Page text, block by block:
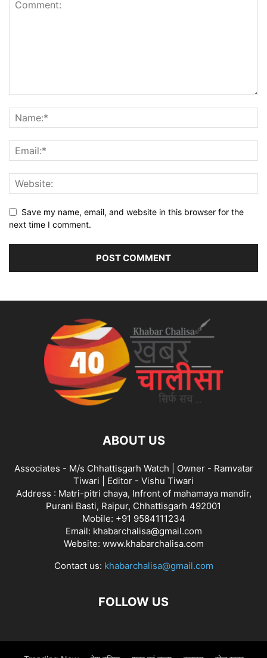
Save my name, email, and website in this browser for the
next time I comment.
ABOUT US
Associates - M/s Chhattisgarh Watch | Owner - Ramvatar
Tiwari | Editor - Vishu Tiwari
Address : Matri-pitri chaya, Infront of mahamaya mandir,
Purani Basti, Raipur, Chhattisgarh 492001
Mobile: +91 9584111234
Email: khabarchalisa@gmail.com
Website: www.khabarchalisa.com
Contact us: khabarchalisa@gmail.com
FOLLOW US